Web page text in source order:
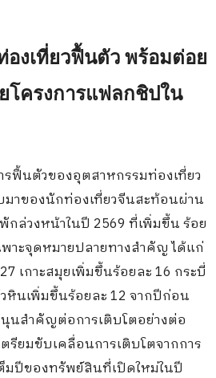
งเที่ยวฟื้นตัว พร้อมต่อย
โครงการแฟลกชิปใน
นตัวของอุตสาหกรรมท่องเที่ยว
าของนักท่องเที่ยวจีนสะท้อนผ่าน
กล่วงหน้าในปี 2569 ที่เพิ่มขึ้น ร้อย
าะจุดหมายปลายทางสำคัญ ได้แก่
เกาะสมุยเพิ่มขึ้นร้อยละ 16 กระบี่
หินเพิ่มขึ้นร้อยละ 12 จากปีก่อน
นสำคัญต่อการเติบโตอย่างต่อ
ยมขับเคลื่อนการเติบโตจากการ
มปีของทรัพย์สินที่เปิดใหม่ในปี